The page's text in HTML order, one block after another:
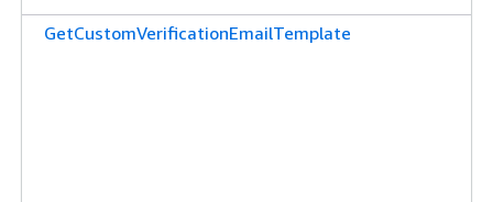
GetCustomVerificationEmailTemplate